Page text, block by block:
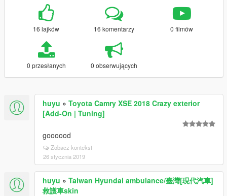
16 lajków 16 komentarzy 0 filmów
0 przesłanych 0 obserwujących
huyu » Toyota Camry XSE 2018 Crazy exterior
[Add-On | Tuning]
goooood
Zobacz kontekst
26 stycznia 2019
huyu » Taiwan Hyundai ambulance/臺灣[現代汽車]
救護車skin